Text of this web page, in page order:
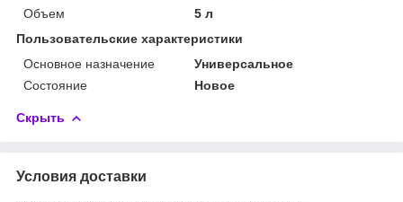
Объем
5 л
Пользовательские характеристики
Основное назначение
Универсальное
Состояние
Новое
Скрыть
Условия доставки